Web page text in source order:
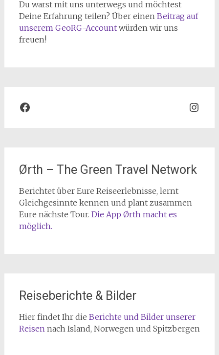
Du warst mit uns unterwegs und möchtest
Deine Erfahrung teilen? Über einen Beitrag auf
unserem GeoRG-Accountwürden wir uns
freuen!
Facebook
Ørth – The Green Travel Network
Berichtet über Eure Reiseerlebnisse, lernt
Gleichgesinnte kennen und plant zusammen
Eure nächste Tour. Die App Ørth macht es
möglich.
Reiseberichte & Bilder
Hier findet Ihr die Berichte und Bilder unserer
Reisennach Island, Norwegen und Spitzbergen